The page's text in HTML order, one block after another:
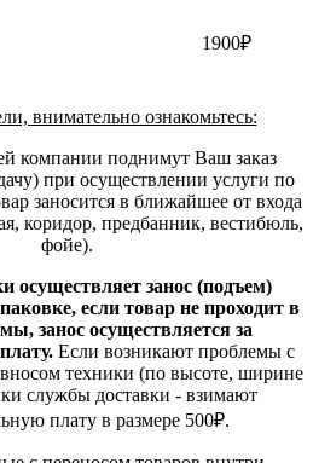
1900₽
внимательно ознакомьтесь:
компании поднимут Ваш заказ
при осуществлении услуги по
заносится в ближайшее от входа
коридор, предбанник, вестибюль,
фойе).
осуществляет занос (подъем)
если товар не проходит в
занос осуществляется за
Если возникают проблемы с
техники (по высоте, ширине
службы доставки - взимают
плату в размере 500₽.